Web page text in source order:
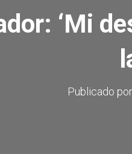
‘Mi
Publicado por